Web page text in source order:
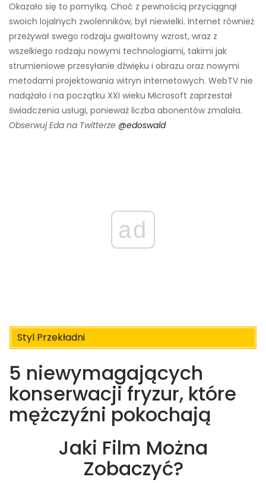
Okazało się to pomyłką. Choć z pewnością przyciągnął
swoich lojalnych zwolenników, był niewielki. Internet również
przeżywał swego rodzaju gwałtowny wzrost, wraz z
wszelkiego rodzaju nowymi technologiami, takimi jak
strumieniowe przesyłanie dźwięku i obrazu oraz nowymi
metodami projektowania witryn internetowych. WebTV nie
nadążało i na początku XXI wieku Microsoft zaprzestał
świadczenia usługi, ponieważ liczba abonentów zmalała.
Obserwuj Eda na Twitterze @edoswald
ad
Styl Przekładni
5 niewymagających
konserwacji fryzur, które
mężczyźni pokochają
Jaki Film Można
Zobaczyć?